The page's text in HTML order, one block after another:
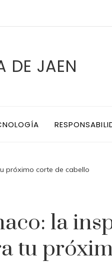
DE JAEN
próximo corte de cabello
la
tu